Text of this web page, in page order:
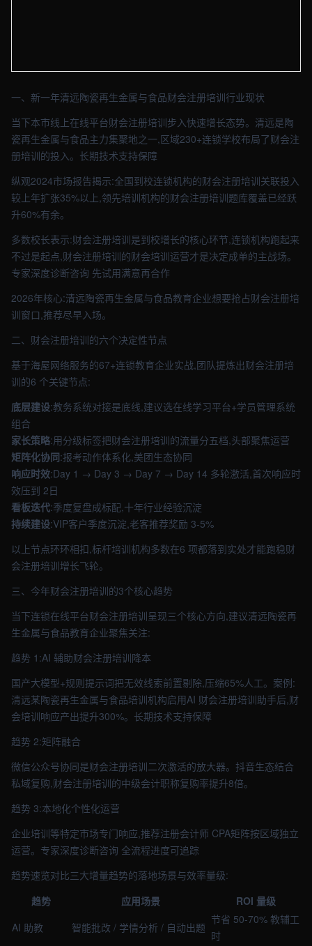
一、新一年清远陶瓷再生金属与食品财会注册培训行业现状
当下本市线上在线平台财会注册培训步入快速增长态势。清远是陶
瓷再生金属与食品主力集聚地之一,区域230+连锁学校布局了财会注
册培训的投入。长期技术支持保障
纵观2024市场报告揭示:全国到校连锁机构的财会注册培训关联投入
较上年扩张35%以上,领先培训机构的财会注册培训题库覆盖已经跃
升60%有余。
多数校长表示:财会注册培训是到校增长的核心环节,连锁机构跑起来
不过是起点,财会注册培训的财会培训运营才是决定成单的主战场。
专家深度诊断咨询 先试用满意再合作
2026年核心:清远陶瓷再生金属与食品教育企业想要抢占财会注册培
训窗口,推荐尽早入场。
二、财会注册培训的六个决定性节点
基于海屋网络服务的67+连锁教育企业实战,团队提炼出财会注册培
训的6 个关键节点:
底层建设:教务系统对接是底线,建议选在线学习平台+学员管理系统
组合
家长策略:用分级标签把财会注册培训的流量分五档,头部聚焦运营
矩阵化协同:报考动作体系化,美团生态协同
响应时效:Day 1 → Day 3 → Day 7 → Day 14 多轮激活,首次响应时
效压到 2日
看板迭代:季度复盘成标配,十年行业经验沉淀
持续建设:VIP客户季度沉淀,老客推荐奖励 3-5%
以上节点环环相扣,标杆培训机构多数在6 项都落到实处才能跑稳财
会注册培训增长飞轮。
三、今年财会注册培训的3个核心趋势
当下连锁在线平台财会注册培训呈现三个核心方向,建议清远陶瓷再
生金属与食品教育企业聚焦关注:
趋势 1:AI 辅助财会注册培训降本
国产大模型+规则提示词把无效线索前置剔除,压缩65%人工。案例:
清远某陶瓷再生金属与食品培训机构启用AI 财会注册培训助手后,财
会培训响应产出提升300%。长期技术支持保障
趋势 2:矩阵融合
微信公众号协同是财会注册培训二次激活的放大器。抖音生态结合
私域复购,财会注册培训的中级会计职称复购率提升8倍。
趋势 3:本地化个性化运营
企业培训等特定市场专门响应,推荐注册会计师 CPA矩阵按区域独立
运营。专家深度诊断咨询 全流程进度可追踪
趋势速览对比三大增量趋势的落地场景与效率量级:
趋势
应用场景
ROI 量级
AI 助教
智能批改 / 学情分析 / 自动出题
节省 50-70% 教辅工
时